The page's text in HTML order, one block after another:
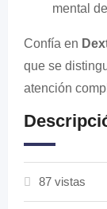
mental
Confía en
que se
atención
87 vistas